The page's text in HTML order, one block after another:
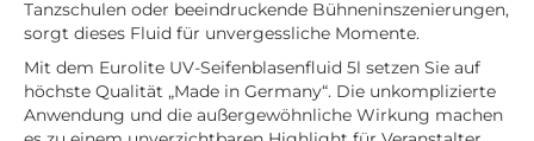
Tanzschulen oder beeindruckende Bühneninszenierungen,
sorgt dieses Fluid für unvergessliche Momente.
Mit dem Eurolite UV-Seifenblasenfluid 5l setzen Sie auf
höchste Qualität „Made in Germany“. Die unkomplizierte
Anwendung und die außergewöhnliche Wirkung machen